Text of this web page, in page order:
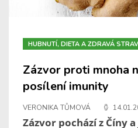
HUBNUTÍ, DIETA A ZDRAVÁ
Zázvor proti mnoha
posílení imunity
VERONIKA TŮMOVÁ
Zázvor pochází z Číny